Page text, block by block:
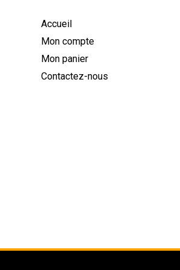
Accueil
Mon compte
Mon panier
Contactez-nous